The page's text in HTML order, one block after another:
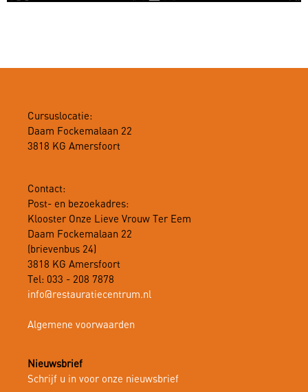
Cursuslocatie:
Daam Fockemalaan 22
3818 KG Amersfoort
Contact:
Post- en bezoekadres:
Klooster Onze Lieve Vrouw Ter Eem
Daam Fockemalaan 22
(brievenbus 24)
3818 KG Amersfoort
Tel: 033 - 208 7878
info@restauratiecentrum.nl
Algemene voorwaarden
Nieuwsbrief
Schrijf u in voor onze nieuwsbrief